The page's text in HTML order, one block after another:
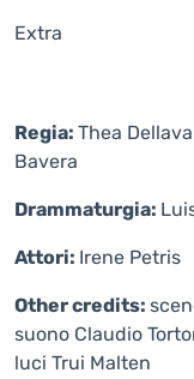
Extra
Regia: Thea
Bavera
Drammaturgia:
Attori: Irene Petris
Other credits:
suono Claudio
luci Trui Malten